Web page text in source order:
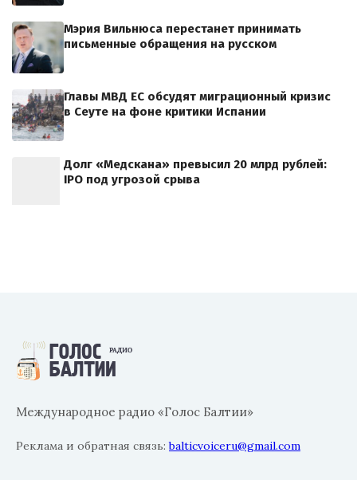
Мэрия Вильнюса перестанет принимать
письменные обращения на русском
Главы МВД ЕС обсудят миграционный кризис
в Сеуте на фоне критики Испании
Долг «Медскана» превысил 20 млрд рублей:
IPO под угрозой срыва
Международное радио «Голос Балтии»
Реклама и обратная связь:balticvoiceru@gmail.com